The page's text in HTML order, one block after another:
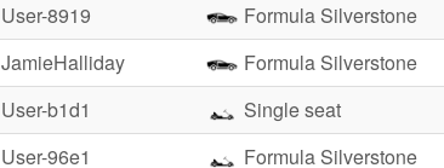
User-8919
Formula Silverstone
JamieHalliday
Formula Silverstone
User-b1d1
Single seat
User-96e1 Formula Silverstone